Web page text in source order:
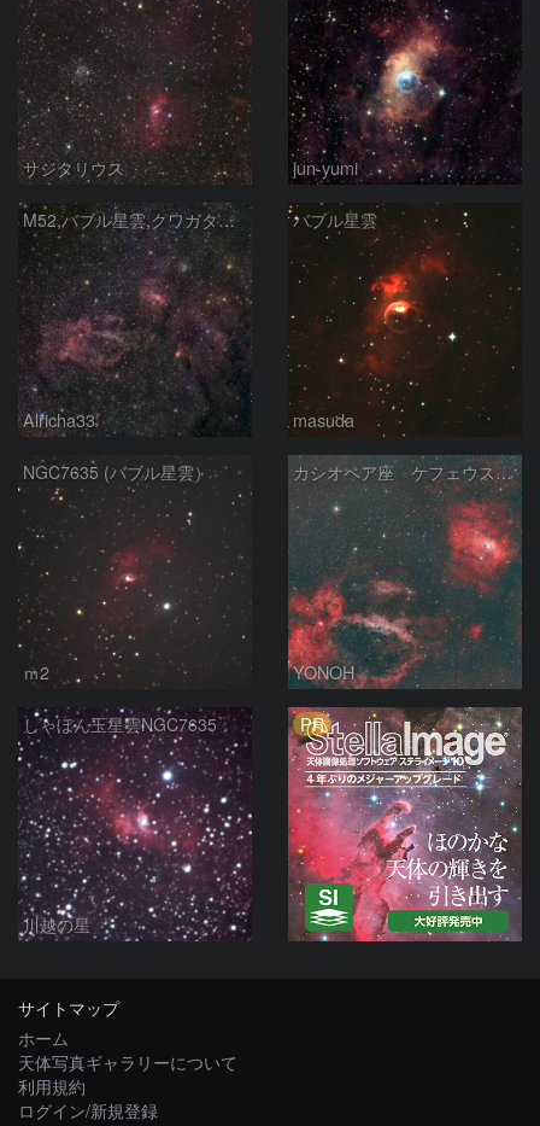
サジタリウス jun-yumi
M52,バブル星雲,クワガタ星雲
Alricha33
バブル星雲
masuda
NGC7635 (バブル星雲）
ｍ2
カシオペア座 ケフェウス座の境界付近 HOO
YONOH
しゃぼん玉星雲NGC7635
川越の星
PR
サイトマップ
ホーム
天体写真ギャラリーについて
利用規約
ログイン/新規登録